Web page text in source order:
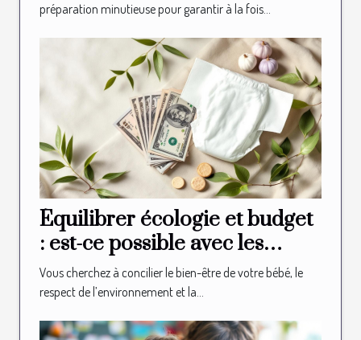
préparation minutieuse pour garantir à la fois...
Équilibrer écologie et budget
: est-ce possible avec les
couches bio ?
Vous cherchez à concilier le bien-être de votre bébé, le
respect de l’environnement et la...